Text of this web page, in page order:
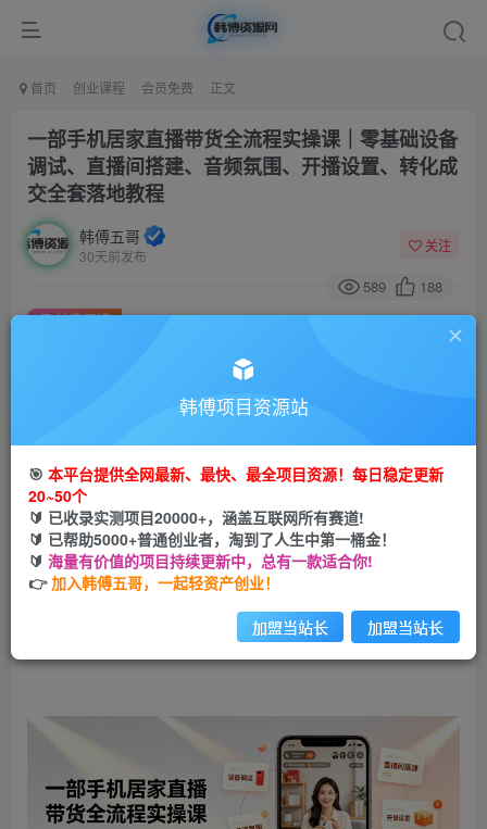
首页 创业课程 会员免费 正文
一部手机居家直播带货全流程实操课｜零基础设备
调试、直播间搭建、音频氛围、开播设置、转化成
交全套落地教程
韩傅五哥
30天前发布
关注
589 188
此内容为付费阅读，请付费后查看
9.9
会员 免费
立即购买
您当前未登录！建议登陆后购买，可保存购买订单
付费阅读
一部手机居家直播带货全流程实操课｜零基础设备调试、直
播间搭建、音频氛围、开播设置、转化成交全套落地教程
韩傅项目资源站
🎯 本平台提供全网最新、最快、最全项目资源！每日稳定更新
20~50个
🔰 已收录实测项目20000+，涵盖互联网所有赛道!
🔰 已帮助5000+普通创业者，淘到了人生中第一桶金！
🔰 海量有价值的项目持续更新中，总有一款适合你!
👉加入韩傅五哥，一起轻资产创业！
加盟当站长 加盟当站长